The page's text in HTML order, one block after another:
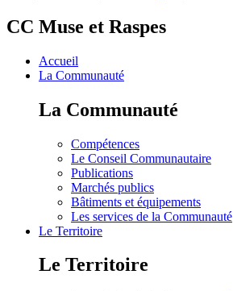
CC Muse et Raspes
Accueil
La Communauté
La Communauté
Compétences
Le Conseil Communautaire
Publications
Marchés publics
Bâtiments et équipements
Les services de la Communauté
Le Territoire
Le Territoire